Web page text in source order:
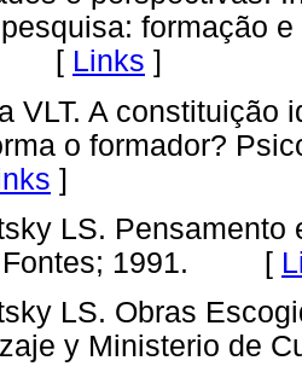
formação
[ Links ]
VLT. A constituição
o formador?
]
LS. Pensamento
Fontes; 1991. [
LS. Obras
y Ministerio